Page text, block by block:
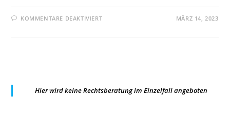
KOMMENTARE DEAKTIVIERTFÜR MÄRZ 14, 2023
Hier wird keine Rechtsberatung im Einzelfall angeboten